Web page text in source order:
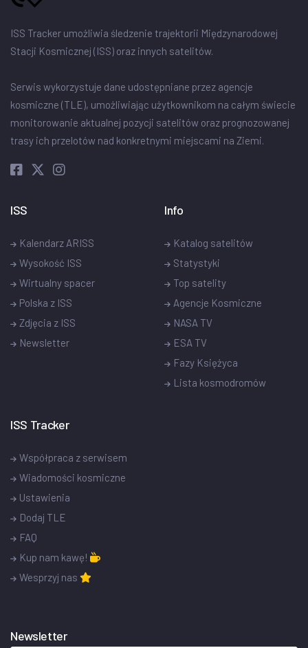
ISS Tracker umożliwia śledzenie trajektorii Międzynarodowej
Stacji Kosmicznej (ISS) oraz innych satelitów.
Serwis wykorzystuje dane udostępniane przez agencje
kosmiczne (TLE), umożliwiając użytkownikom na całym świecie
monitorowanie aktualnej pozycji satelitów oraz prognozowanej
trasy ich przelotów nad konkretnymi miejscami na Ziemi.
ISS
Kalendarz ARISS
Wysokość ISS
Wirtualny spacer
Polska z ISS
Zdjęcia z ISS
Newsletter
Info
Katalog satelitów
Statystyki
Top satelity
Agencje Kosmiczne
NASA TV
ESA TV
Fazy Księżyca
Lista kosmodromów
ISS Tracker
Współpraca z serwisem
Wiadomości kosmiczne
Ustawienia
Dodaj TLE
FAQ
Kup nam kawę!
Wesprzyj nas
Newsletter